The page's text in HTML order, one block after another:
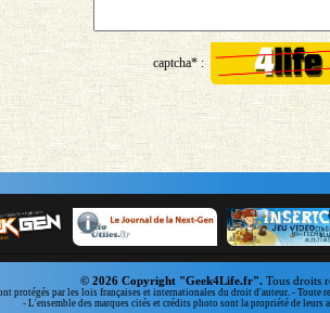
captcha* :
© 2026 Copyright "Geek4Life.fr".Tous droits
protégés par les lois françaises et internationales du droit d'auteur. - Toute
- L'ensemble des marques cités et crédits photo sont la propriété de leurs